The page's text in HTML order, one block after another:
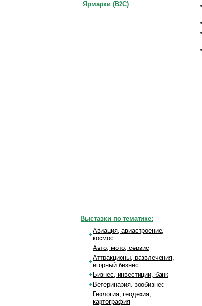
Ярмарки (B2C)
Выставки по тематике:
Авиация, авиастроение,
космос
Авто, мото, сервис
Аттракционы, развлечения,
игорный бизнес
Бизнес, инвестиции, банк
Ветеринария, зообизнес
Геология, геодезия,
картография